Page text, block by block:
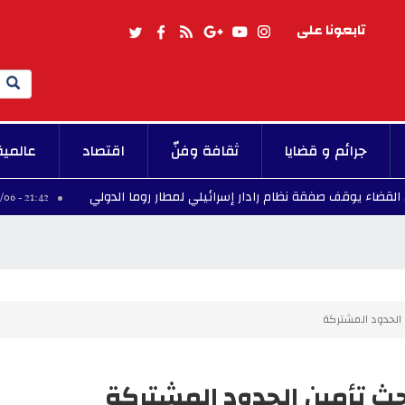
تابعونا على
Search
جرائم و قضايا ثقافة وفنّ اقتصاد
صفقة نظام رادار إسرائيلي لمطار روما الدولي 21:42 - 2026/08/06
المشتركة